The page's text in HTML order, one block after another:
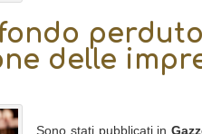
delle
Sono stati pubblicati in